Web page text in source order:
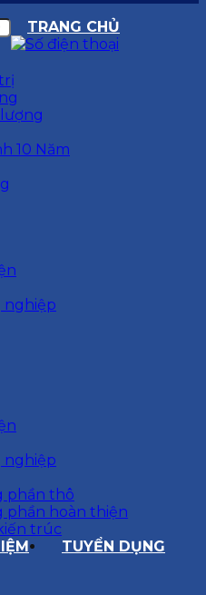
TRANG CHỦ
10 Năm
nghiệp
nghiệp
phần thô
phần hoàn thiện
trúc
TUYỂN DỤNG